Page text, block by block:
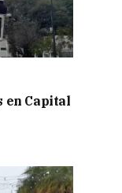
en Capital